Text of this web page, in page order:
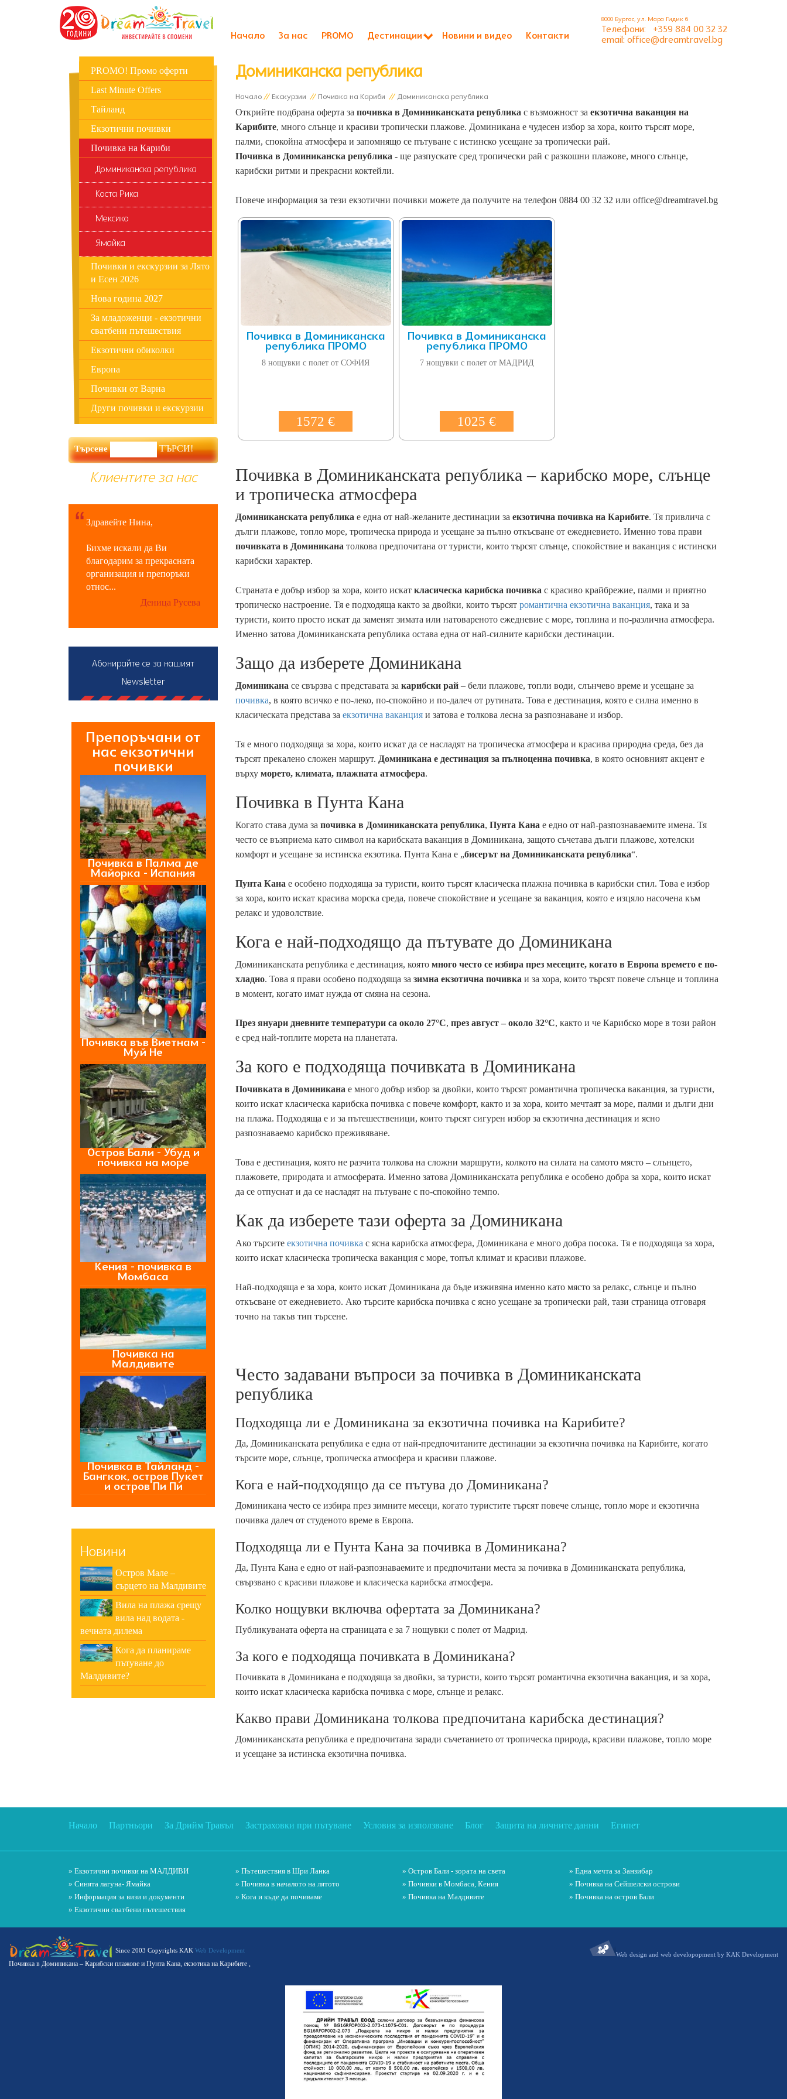
Начало За нас PROMO Дестинации Новини и видео Контакти
8000 Бургас, ул. Мара Гидик 6
Телефони: +359 884 00 32 32
email: office@dreamtravel.bg
PROMO! Промо оферти
Last Minute Offers
Тайланд
Екзотични почивки
Почивка на Кариби
Доминиканска република
Коста Рика
Мексико
Ямайка
Почивки и екскурзии за Лято
и Есен 2026
Нова година 2027
За младоженци - екзотични
сватбени пътешествия
Екзотични обиколки
Европа
Почивки от Варна
Други почивки и екскурзии
Търсене
Клиентите за нас
Здравейте Нина,
Бихме искали да Ви
благодарим за прекрасната
организация и препоръки
относ...
Деница Русева
Абонирайте се за нашият
Newsletter
Препоръчани от
нас екзотични
почивки
Почивка в Палма де
Майорка - Испания
Почивка във Виетнам -
Муй Не
Остров Бали - Убуд и
почивка на море
Кения - почивка в
Момбаса
Почивка на
Малдивите
Почивка в Тайланд -
Бангкок, остров Пукет
и остров Пи Пи
Новини
Остров Мале –
сърцето на Малдивите
Вила на плажа срещу
вила над водата -
вечната дилема
Кога да планираме
пътуване до
Малдивите?
Доминиканска република
Начало// Екскурзии // Почивка на Кариби // Доминиканска република
Открийте подбрана оферта за почивка в Доминиканската република с възможност за екзотична ваканция на
Карибите, много слънце и красиви тропически плажове. Доминикана е чудесен избор за хора, които търсят море,
палми, спокойна атмосфера и запомнящо се пътуване с истинско усещане за тропически рай.
Почивка в Доминиканска република - ще разпускате сред тропически рай с разкошни плажове, много слънце,
карибски ритми и прекрасни коктейли.
Повече информация за тези екзотични почивки можете да получите на телефон 0884 00 32 32 или office@dreamtravel.bg
Почивка в Доминиканска
република ПРОМО
8 нощувки с полет от СОФИЯ
1572 €
Почивка в Доминиканска
република ПРОМО
7 нощувки с полет от МАДРИД
1025 €
Почивка в Доминиканската република – карибско море, слънце
и тропическа атмосфера
Доминиканската република е една от най-желаните дестинации за екзотична почивка на Карибите. Тя привлича с
дълги плажове, топло море, тропическа природа и усещане за пълно откъсване от ежедневието. Именно това прави
почивката в Доминикана толкова предпочитана от туристи, които търсят слънце, спокойствие и ваканция с истински
карибски характер.
Страната е добър избор за хора, които искат класическа карибска почивка с красиво крайбрежие, палми и приятно
тропическо настроение. Тя е подходяща както за двойки, които търсят романтична екзотична ваканция, така и за
туристи, които просто искат да заменят зимата или натовареното ежедневие с море, топлина и по-различна атмосфера.
Именно затова Доминиканската република остава една от най-силните карибски дестинации.
Защо да изберете Доминикана
Доминикана се свързва с представата за карибски рай – бели плажове, топли води, слънчево време и усещане за
почивка, в която всичко е по-леко, по-спокойно и по-далеч от рутината. Това е дестинация, която е силна именно в
класическата представа за екзотична ваканция и затова е толкова лесна за разпознаване и избор.
Тя е много подходяща за хора, които искат да се насладят на тропическа атмосфера и красива природна среда, без да
търсят прекалено сложен маршрут. Доминикана е дестинация за пълноценна почивка, в която основният акцент е
върху морето, климата, плажната атмосфера.
Почивка в Пунта Кана
Когато става дума за почивка в Доминиканската република, Пунта Кана е едно от най-разпознаваемите имена. Тя
често се възприема като символ на карибската ваканция в Доминикана, защото съчетава дълги плажове, хотелски
комфорт и усещане за истинска екзотика. Пунта Кана е „бисерът на Доминиканската република“.
Пунта Кана е особено подходяща за туристи, които търсят класическа плажна почивка в карибски стил. Това е избор
за хора, които искат красива морска среда, повече спокойствие и усещане за ваканция, която е изцяло насочена към
релакс и удоволствие.
Кога е най-подходящо да пътувате до Доминикана
Доминиканската република е дестинация, която много често се избира през месеците, когато в Европа времето е по-
хладно. Това я прави особено подходяща за зимна екзотична почивка и за хора, които търсят повече слънце и топлина
в момент, когато имат нужда от смяна на сезона.
През януари дневните температури са около 27°C, през август – около 32°C, както и че Карибско море в този район
е сред най-топлите морета на планетата.
За кого е подходяща почивката в Доминикана
Почивката в Доминикана е много добър избор за двойки, които търсят романтична тропическа ваканция, за туристи,
които искат класическа карибска почивка с повече комфорт, както и за хора, които мечтаят за море, палми и дълги дни
на плажа. Подходяща е и за пътешественици, които търсят сигурен избор за екзотична дестинация и ясно
разпознаваемо карибско преживяване.
Това е дестинация, която не разчита толкова на сложни маршрути, колкото на силата на самото място – слънцето,
плажовете, природата и атмосферата. Именно затова Доминиканската република е особено добра за хора, които искат
да се отпуснат и да се насладят на пътуване с по-спокойно темпо.
Как да изберете тази оферта за Доминикана
Ако търсите екзотична почивка с ясна карибска атмосфера, Доминикана е много добра посока. Тя е подходяща за хора,
които искат класическа тропическа ваканция с море, топъл климат и красиви плажове.
Най-подходяща е за хора, които искат Доминикана да бъде изживяна именно като място за релакс, слънце и пълно
откъсване от ежедневието. Ако търсите карибска почивка с ясно усещане за тропически рай, тази страница отговаря
точно на такъв тип търсене.
Често задавани въпроси за почивка в Доминиканската
република
Подходяща ли е Доминикана за екзотична почивка на Карибите?
Да, Доминиканската република е една от най-предпочитаните дестинации за екзотична почивка на Карибите, когато
търсите море, слънце, тропическа атмосфера и красиви плажове.
Кога е най-подходящо да се пътува до Доминикана?
Доминикана често се избира през зимните месеци, когато туристите търсят повече слънце, топло море и екзотична
почивка далеч от студеното време в Европа.
Подходяща ли е Пунта Кана за почивка в Доминикана?
Да, Пунта Кана е едно от най-разпознаваемите и предпочитани места за почивка в Доминиканската република,
свързвано с красиви плажове и класическа карибска атмосфера.
Колко нощувки включва офертата за Доминикана?
Публикуваната оферта на страницата е за 7 нощувки с полет от Мадрид.
За кого е подходяща почивката в Доминикана?
Почивката в Доминикана е подходяща за двойки, за туристи, които търсят романтична екзотична ваканция, и за хора,
които искат класическа карибска почивка с море, слънце и релакс.
Какво прави Доминикана толкова предпочитана карибска дестинация?
Доминиканската република е предпочитана заради съчетанието от тропическа природа, красиви плажове, топло море
и усещане за истинска екзотична почивка.
Начало Партньори За Дрийм Травъл Застраховки при пътуване Условия за използване Блог Защита на личните данни Египет
» Екзотични почивки на МАЛДИВИ » Пътешествия в Шри Ланка » Остров Бали - зората на света
» Една мечта за Занзибар
» Синята лагуна- Ямайка
» Почивка в началото на лятото » Почивки в Момбаса, Кения
» Почивка на Сейшелски острови
» Информация за визи и документи
» Кога и къде да почиваме » Почивка на Малдивите
» Почивка на остров Бали
» Екзотични сватбени пътешествия
Since 2003 Copyrights KAK Web Development
Web design and web developopment by KAK Development
Почивка в Доминикана – Карибски плажове и Пунта Кана, екзотика на Карибите ,